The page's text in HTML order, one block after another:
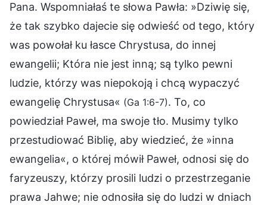
Pana. Wspomniałaś te słowa Pawła: »Dziwię się,
że tak szybko dajecie się odwieść od tego, który
was powołał ku łasce Chrystusa, do innej
ewangelii; Która nie jest inną; są tylko pewni
ludzie, którzy was niepokoją i chcą wypaczyć
ewangelię Chrystusa« (Ga 1:6-7). To, co
powiedział Paweł, ma swoje tło. Musimy tylko
przestudiować Biblię, aby wiedzieć, że »inna
ewangelia«, o której mówił Paweł, odnosi się do
faryzeuszy, którzy prosili ludzi o przestrzeganie
prawa Jahwe; nie odnosiła się do ludzi w dniach